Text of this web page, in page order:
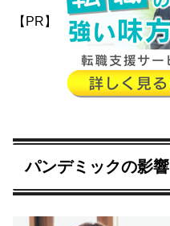
【PR】
パンデミックの影響